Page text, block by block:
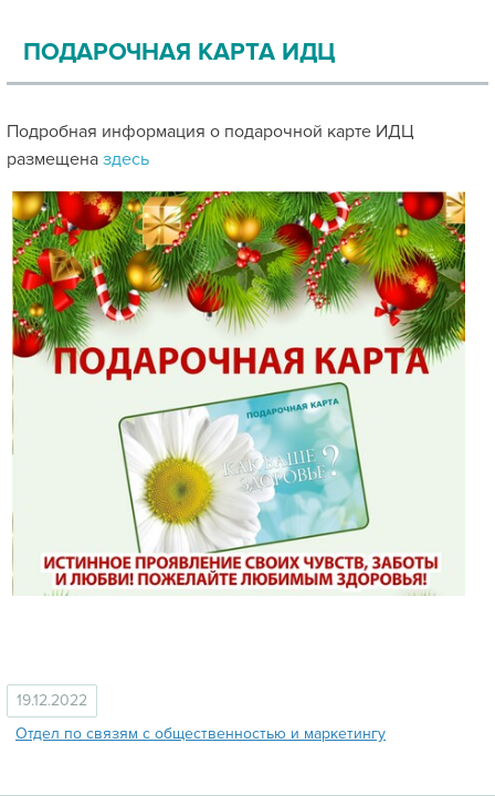
ПОДАРОЧНАЯ КАРТА ИДЦ
Подробная информация о подарочной карте ИДЦ
размещена здесь
19.12.2022
Отдел по связям с общественностью и маркетингу